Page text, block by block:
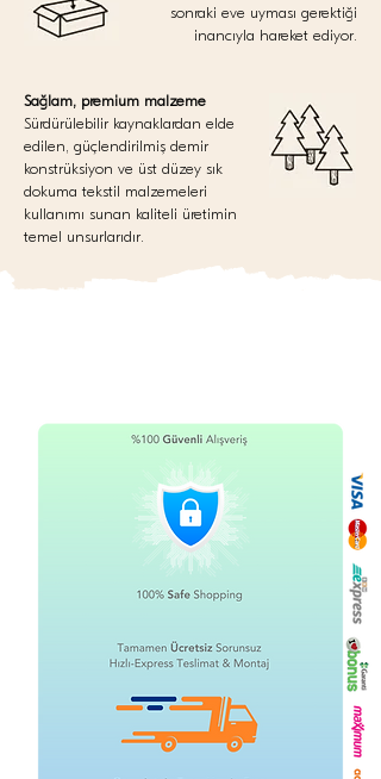
sonraki eve uyması gerektiği
inancıyla hareket ediyor.
Sağlam, premium malzeme
Sürdürülebilir kaynaklardan elde
edilen, güçlendirilmiş demir
konstrüksiyon ve üst düzey sık
dokuma tekstil malzemeleri
kullanımı sunan kaliteli üretimin
temel unsurlarıdır.